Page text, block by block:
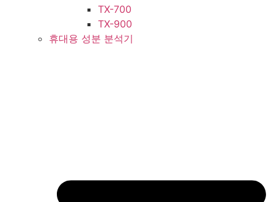
TX-700
TX-900
휴대용 성분 분석기